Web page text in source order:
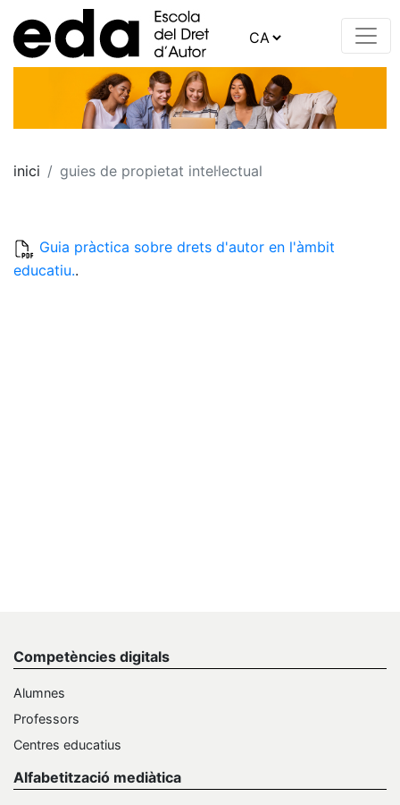
inici guies de propietat intel·lectual
Guia pràctica sobre drets d'autor en l'àmbit
educatiu..
Competències digitals
Alumnes
Professors
Centres educatius
Alfabetització mediàtica